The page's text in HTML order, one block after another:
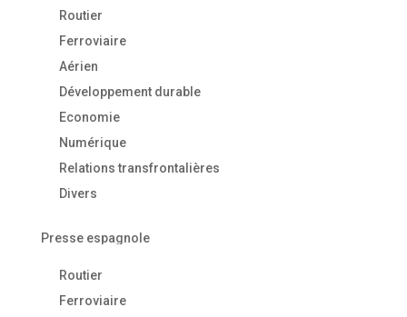
Routier
Ferroviaire
Aérien
Développement durable
Economie
Numérique
Relations transfrontalières
Divers
Presse espagnole
Routier
Ferroviaire